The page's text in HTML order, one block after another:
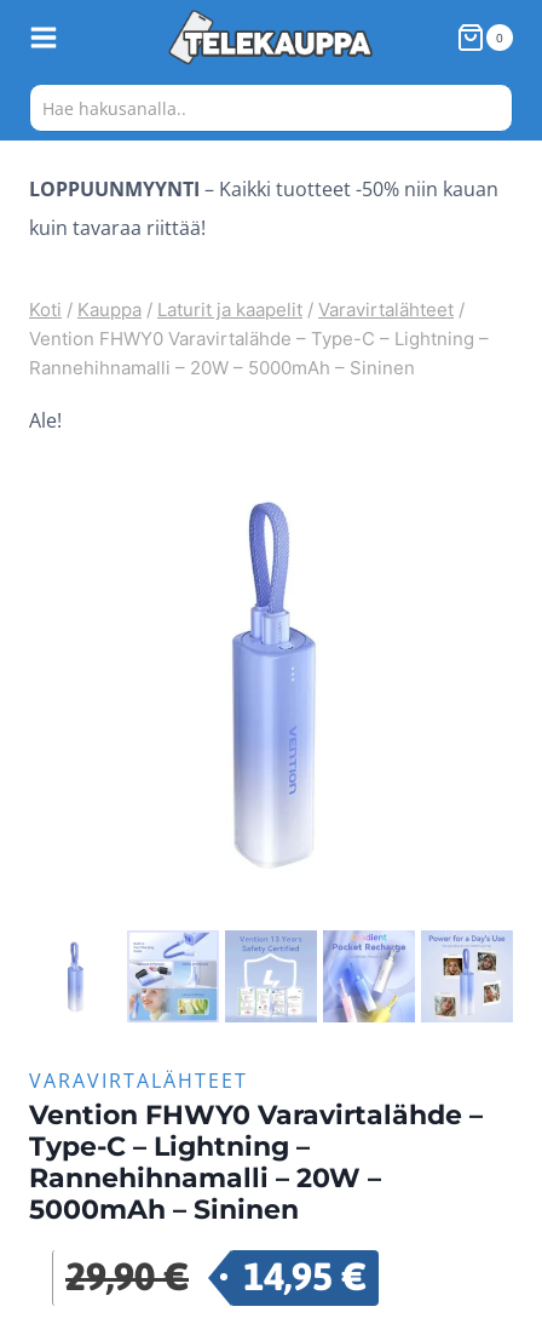
sisältöön
0
LOPPUUNMYYNTI – Kaikki tuotteet -50% niin kauan
kuin tavaraa riittää!
Koti / Kauppa / Laturit ja kaapelit / Varavirtalähteet /
Vention FHWY0 Varavirtalähde – Type-C – Lightning –
Rannehihnamalli – 20W – 5000mAh – Sininen
Ale!
VARAVIRTALÄHTEET
Vention FHWY0 Varavirtalähde –
Type-C – Lightning –
Rannehihnamalli – 20W –
5000mAh – Sininen
29,90€ Alkuperäinen
14,95€